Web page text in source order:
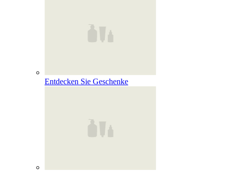
Entdecken Sie Geschenke